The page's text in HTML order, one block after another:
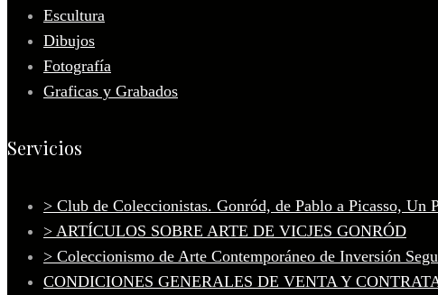
Escultura
Dibujos
Fotografía
Graficas y Grabados
Servicios
> Club de Coleccionistas. Gonród, de Pablo a Picasso, Un
> ARTÍCULOS SOBRE ARTE DE VICJES GONRÓD
> Coleccionismo de Arte Contemporáneo de Inversión
CONDICIONES GENERALES DE VENTA Y